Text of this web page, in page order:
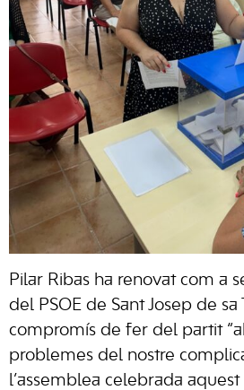
Pilar Ribas ha renovat com a
del PSOE de Sant Josep de sa
compromís de fer del partit
problemes del nostre
l’assemblea celebrada aquest